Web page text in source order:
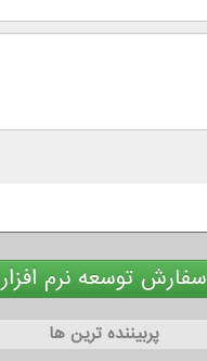
سفارش توسعه نرم افزار
پربیننده ترین ها